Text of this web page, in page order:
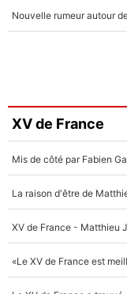
XV de France